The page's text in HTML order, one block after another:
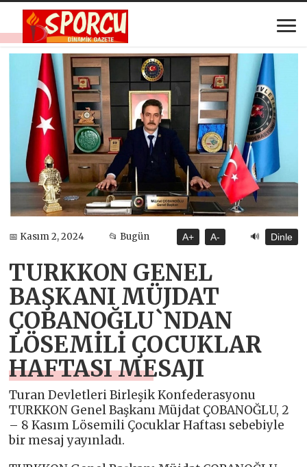
📅 Kasım 2, 2024 📂 Bugün A+ A- 🔊 Dinle
TURKKON GENEL
BAŞKANI MÜJDAT
ÇOBANOĞLU`NDAN
LÖSEMİLİ ÇOCUKLAR
HAFTASI MESAJI
Turan Devletleri Birleşik Konfederasyonu
TURKKON Genel Başkanı Müjdat ÇOBANOĞLU, 2
– 8 Kasım Lösemili Çocuklar Haftası sebebiyle
bir mesaj yayınladı.